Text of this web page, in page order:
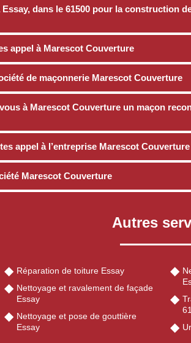
dans le 61500 pour la construction
appel à Marescot Couverture
de maçonnerie Marescot Couverture
à Marescot Couverture un maçon
appel à l’entreprise Marescot Couverture
Marescot Couverture
Autres
Réparation de toiture Essay
Nettoyage et ravalement de façade
Essay
Nettoyage et pose de gouttière
Essay